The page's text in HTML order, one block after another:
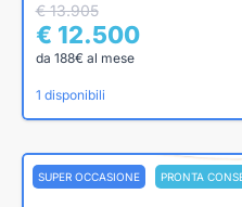
€ 13.905
€ 12.500
da 188€ al mese
1 disponibili
SUPER OCCASIONE PRONTA